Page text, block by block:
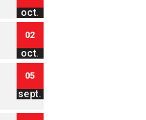
oct.
02
oct.
05
sept.